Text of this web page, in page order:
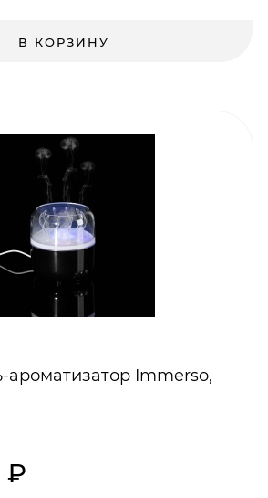
В КОРЗИНУ
ароматизатор Immerso,
₽